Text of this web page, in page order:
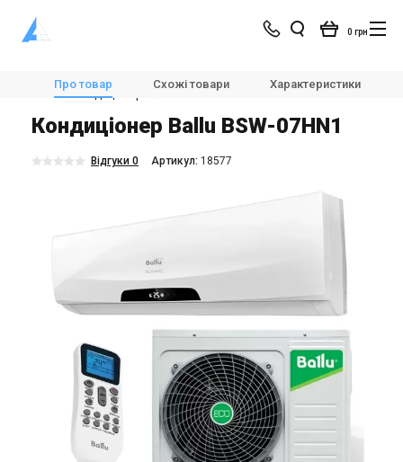
0 грн
Магазин Кондиціонування
Кондиціонери і спліт-системи
Настінні кондиціонери
Ballu BSW-07HN1
Про товар Схожі товари Характеристики
Кондиціонер Ballu BSW-07HN1
Відгуки 0 Aртикул: 18577